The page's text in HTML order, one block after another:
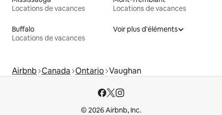
Locations de vacances
Locations de vacances
Buffalo
Locations de vacances
Voir plus d'éléments
Airbnb Canada Ontario Vaughan
© 2026 Airbnb, Inc.